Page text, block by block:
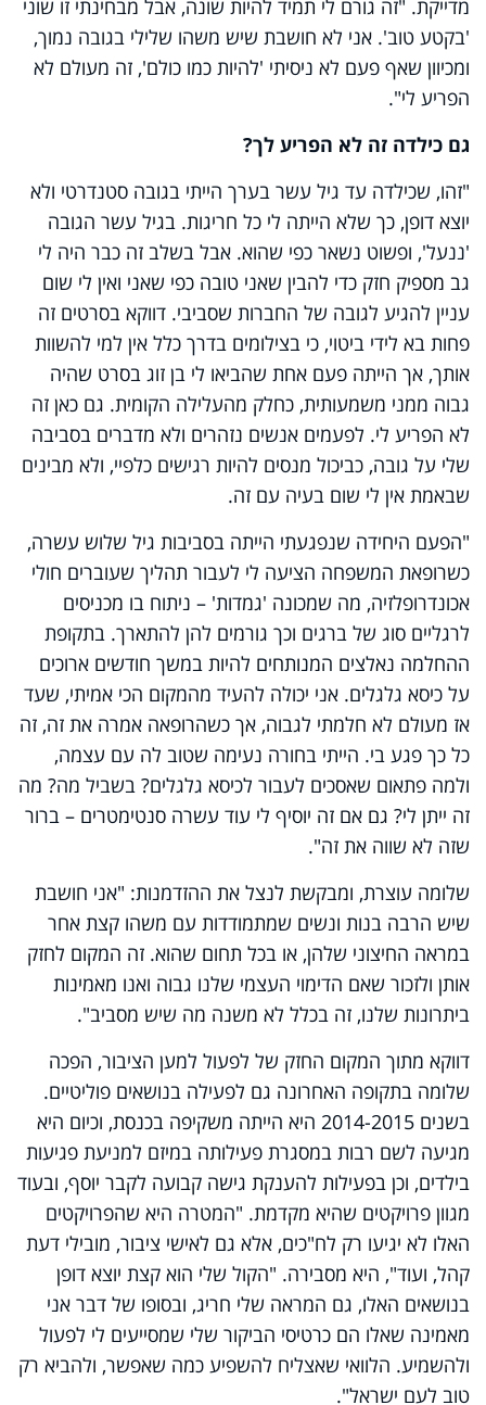
מדייקת. "זה גורם לי תמיד להיות שונה, אבל מבחינתי זו שוני
'בקטע טוב'. אני לא חושבת שיש משהו שלילי בגובה נמוך,
ומכיוון שאף פעם לא ניסיתי 'להיות כמו כולם', זה מעולם לא
הפריע לי".
גם כילדה זה לא הפריע לך?
"זהו, שכילדה עד גיל עשר בערך הייתי בגובה סטנדרטי ולא
יוצא דופן, כך שלא הייתה לי כל חריגות. בגיל עשר הגובה
'ננעל', ופשוט נשאר כפי שהוא. אבל בשלב זה כבר היה לי
גב מספיק חזק כדי להבין שאני טובה כפי שאני ואין לי שום
עניין להגיע לגובה של החברות שסביבי. דווקא בסרטים זה
פחות בא לידי ביטוי, כי בצילומים בדרך כלל אין למי להשוות
אותך, אך הייתה פעם אחת שהביאו לי בן זוג בסרט שהיה
גבוה ממני משמעותית, כחלק מהעלילה הקומית. גם כאן זה
לא הפריע לי. לפעמים אנשים נזהרים ולא מדברים בסביבה
שלי על גובה, כביכול מנסים להיות רגישים כלפיי, ולא מבינים
שבאמת אין לי שום בעיה עם זה.
"הפעם היחידה שנפגעתי הייתה בסביבות גיל שלוש עשרה,
כשרופאת המשפחה הציעה לי לעבור תהליך שעוברים חולי
אכונדרופלזיה, מה שמכונה 'גמדות' – ניתוח בו מכניסים
לרגליים סוג של ברגים וכך גורמים להן להתארך. בתקופת
ההחלמה נאלצים המנותחים להיות במשך חודשים ארוכים
על כיסא גלגלים. אני יכולה להעיד מהמקום הכי אמיתי, שעד
אז מעולם לא חלמתי לגבוה, אך כשהרופאה אמרה את זה, זה
כל כך פגע בי. הייתי בחורה נעימה שטוב לה עם עצמה,
ולמה פתאום שאסכים לעבור לכיסא גלגלים? בשביל מה? מה
זה ייתן לי? גם אם זה יוסיף לי עוד עשרה סנטימטרים – ברור
שזה לא שווה את זה".
שלומה עוצרת, ומבקשת לנצל את ההזדמנות: "אני חושבת
שיש הרבה בנות ונשים שמתמודדות עם משהו קצת אחר
במראה החיצוני שלהן, או בכל תחום שהוא. זה המקום לחזק
אותן ולזכור שאם הדימוי העצמי שלנו גבוה ואנו מאמינות
ביתרונות שלנו, זה בכלל לא משנה מה שיש מסביב".
דווקא מתוך המקום החזק של לפעול למען הציבור, הפכה
שלומה בתקופה האחרונה גם לפעילה בנושאים פוליטיים.
בשנים 2014-2015 היא הייתה משקיפה בכנסת, וכיום היא
מגיעה לשם רבות במסגרת פעילותה במיזם למניעת פגיעות
בילדים, וכן בפעילות להענקת גישה קבועה לקבר יוסף, ובעוד
מגוון פרויקטים שהיא מקדמת. "המטרה היא שהפרויקטים
האלו לא יגיעו רק לח"כים, אלא גם לאישי ציבור, מובילי דעת
קהל, ועוד", היא מסבירה. "הקול שלי הוא קצת יוצא דופן
בנושאים האלו, גם המראה שלי חריג, ובסופו של דבר אני
מאמינה שאלו הם כרטיסי הביקור שלי שמסייעים לי לפעול
ולהשמיע. הלוואי שאצליח להשפיע כמה שאפשר, ולהביא רק
טוב לעם ישראל".